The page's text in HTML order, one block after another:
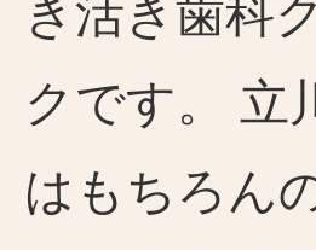
き活き歯科
クです。 立
はもちろん